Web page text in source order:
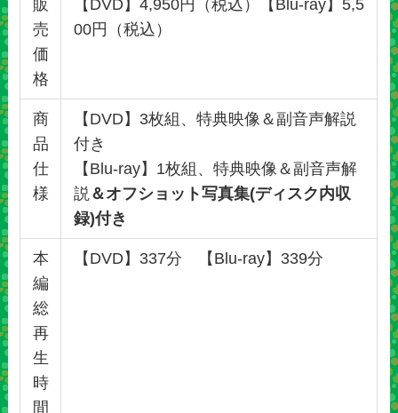
販
売
価
格
【DVD】4,950円（税込）【Blu-ray】5,5
00円（税込）
商
品
仕
様
【DVD】3枚組、特典映像＆副音声解説
付き
【Blu-ray】1枚組、特典映像＆副音声解
説 ＆オフショット写真集(ディスク内収
録)付き
本
編
総
再
生
時
間
【DVD】337分 【Blu-ray】339分